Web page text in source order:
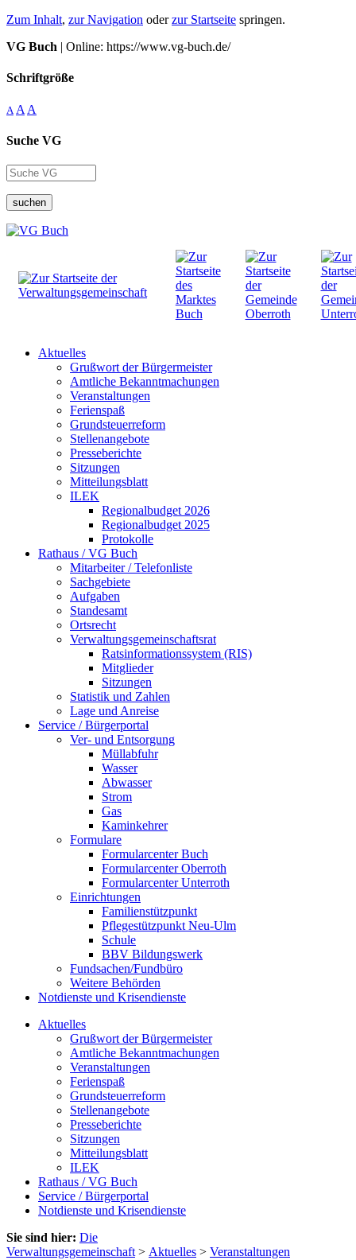
Zum Inhalt, zur Navigation oderzur Startseite springen.
VG Buch | Online: https://www.vg-buch.de/
Schriftgröße
A A A
Suche VG
suchen
Aktuelles
Grußwort der Bürgermeister
Amtliche Bekanntmachungen
Veranstaltungen
Ferienspaß
Grundsteuerreform
Stellenangebote
Presseberichte
Sitzungen
Mitteilungsblatt
ILEK
Regionalbudget 2026
Regionalbudget 2025
Protokolle
Rathaus / VG Buch
Mitarbeiter / Telefonliste
Sachgebiete
Aufgaben
Standesamt
Ortsrecht
Verwaltungsgemeinschaftsrat
Ratsinformationssystem (RIS)
Mitglieder
Sitzungen
Statistik und Zahlen
Lage und Anreise
Service / Bürgerportal
Ver- und Entsorgung
Müllabfuhr
Wasser
Abwasser
Strom
Gas
Kaminkehrer
Formulare
Formularcenter Buch
Formularcenter Oberroth
Formularcenter Unterroth
Einrichtungen
Familienstützpunkt
Pflegestützpunkt Neu-Ulm
Schule
BBV Bildungswerk
Fundsachen/Fundbüro
Weitere Behörden
Notdienste und Krisendienste
Aktuelles
Grußwort der Bürgermeister
Amtliche Bekanntmachungen
Veranstaltungen
Ferienspaß
Grundsteuerreform
Stellenangebote
Presseberichte
Sitzungen
Mitteilungsblatt
ILEK
Rathaus / VG Buch
Service / Bürgerportal
Notdienste und Krisendienste
Sie sind hier: Die
Verwaltungsgemeinschaft > Aktuelles > Veranstaltungen